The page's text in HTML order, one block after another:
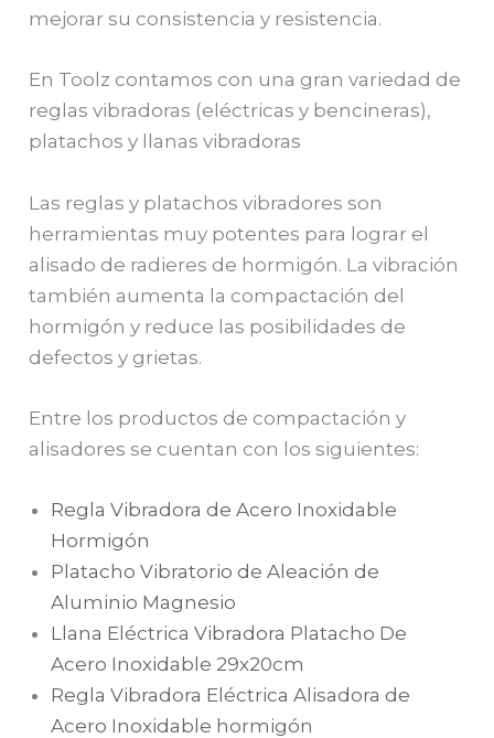
mejorar su consistencia y resistencia.
En Toolz contamos con una gran variedad de
reglas vibradoras (eléctricas y bencineras),
platachos y llanas vibradoras
Las reglas y platachos vibradores son
herramientas muy potentes para lograr el
alisado de radieres de hormigón. La vibración
también aumenta la compactación del
hormigón y reduce las posibilidades de
defectos y grietas.
Entre los productos de compactación y
alisadores se cuentan con los siguientes:
Regla Vibradora de Acero Inoxidable
Hormigón
Platacho Vibratorio de Aleación de
Aluminio Magnesio
Llana Eléctrica Vibradora Platacho De
Acero Inoxidable 29x20cm
Regla Vibradora Eléctrica Alisadora de
Acero Inoxidable hormigón